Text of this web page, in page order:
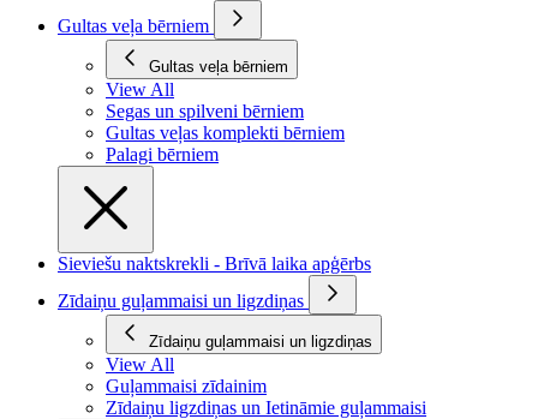
Gultas veļa bērniem
Gultas veļa bērniem
View All
Segas un spilveni bērniem
Gultas veļas komplekti bērniem
Palagi bērniem
Sieviešu naktskrekli - Brīvā laika apģērbs
Zīdaiņu guļammaisi un ligzdiņas
Zīdaiņu guļammaisi un ligzdiņas
View All
Guļammaisi zīdainim
Zīdaiņu ligzdiņas un Ietināmie guļammaisi